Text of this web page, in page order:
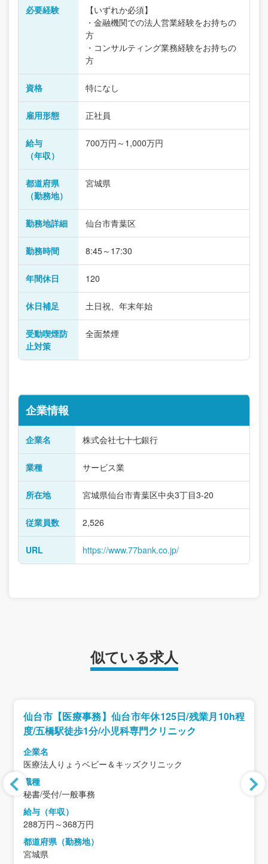
必要経験
【いずれか必須】
・金融機関での法人営業経験をお持ちの
方
・コンサルティング業務経験をお持ちの
方
資格 特になし
雇用形態 正社員
給与
（年収）
700万円～1,000万円
都道府県
（勤務地）
宮城県
勤務地詳細 仙台市青葉区
勤務時間 8:45～17:30
年間休日 120
休日補足 土日祝、年末年始
受動喫煙防
止対策
全面禁煙
企業情報
企業名 株式会社七十七銀行
業種 サービス業
所在地 宮城県仙台市青葉区中央3丁目3-20
従業員数 2,526
URL https://www.77bank.co.jp/
似ている求人
仙台市【医療事務】仙台市年休125日/残業月10h程
度/五橋駅徒歩1分/小児科専門クリニック
企業名
医療法人りょうベビー＆キッズクリニック
職種
秘書/受付/一般事務
給与（年収）
288万円～368万円
都道府県（勤務地）
宮城県